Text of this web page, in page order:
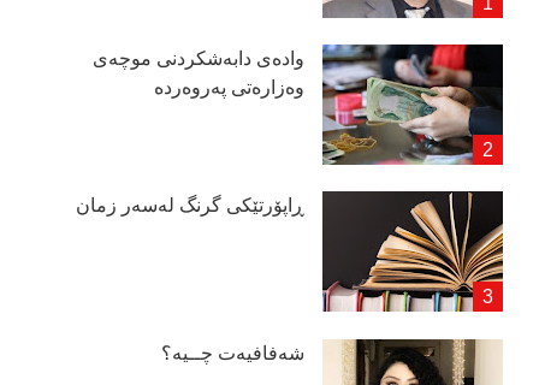
وادەی دابەشكردنی موچەی
وەزارەتی پەروەردە
ڕاپۆرتێكی گرنگ لەسەر زمان
شەفافیەت چــیە؟